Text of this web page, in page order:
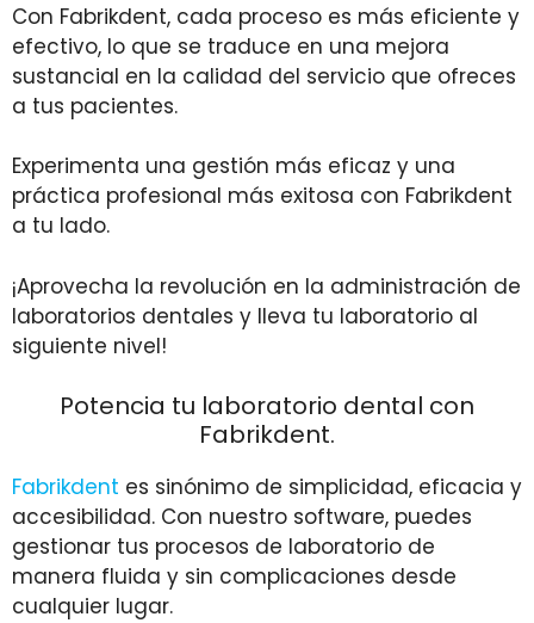
Con Fabrikdent, cada proceso es más eficiente y
efectivo, lo que se traduce en una mejora
sustancial en la calidad del servicio que ofreces
a tus pacientes.
Experimenta una gestión más eficaz y una
práctica profesional más exitosa con Fabrikdent
a tu lado.
¡Aprovecha la revolución en la administración de
laboratorios dentales y lleva tu laboratorio al
siguiente nivel!
Potencia tu laboratorio dental con
Fabrikdent.
Fabrikdent es sinónimo de simplicidad, eficacia y
accesibilidad. Con nuestro software, puedes
gestionar tus procesos de laboratorio de
manera fluida y sin complicaciones desde
cualquier lugar.